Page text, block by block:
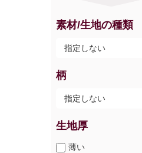
素材/生地の種類
柄
生地厚
薄い